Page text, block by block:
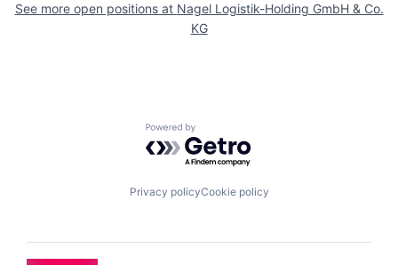
See more open positions at Nagel Logistik-Holding GmbH & Co.
KG
Powered by Getro.com
Privacy policyCookie policy